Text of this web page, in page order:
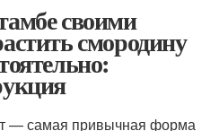
своими
смородину
— самая привычная форма